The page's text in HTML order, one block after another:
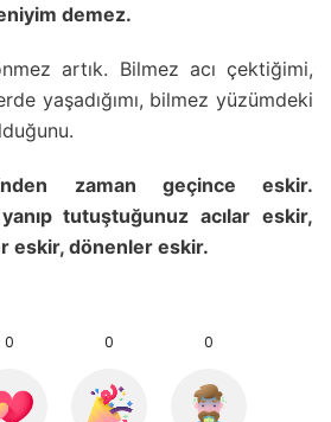
demez.
artık. Bilmez acı çektiğimi,
yaşadığımı, bilmez yüzümdeki
zaman geçince eskir.
tutuştuğunuz acılar eskir,
eskir, dönenler eskir.
0 0 0